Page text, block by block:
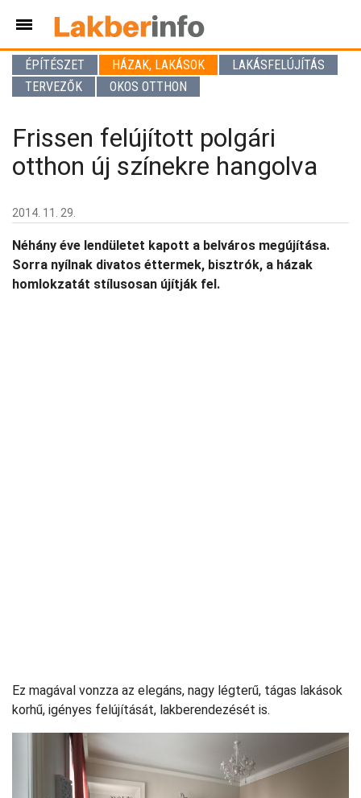
ÉPÍTÉSZET HÁZAK, LAKÁSOK
LAKÁSFELÚJÍTÁS
TERVEZŐK
OKOS OTTHON
Frissen felújított polgári
otthon új színekre hangolva
2014. 11. 29.
Néhány éve lendületet kapott a belváros megújítása.
Sorra nyílnak divatos éttermek, bisztrók, a házak
homlokzatát stílusosan újítják fel.
Ez magával vonzza az elegáns, nagy légterű, tágas lakások
korhű, igényes felújítását, lakberendezését is.